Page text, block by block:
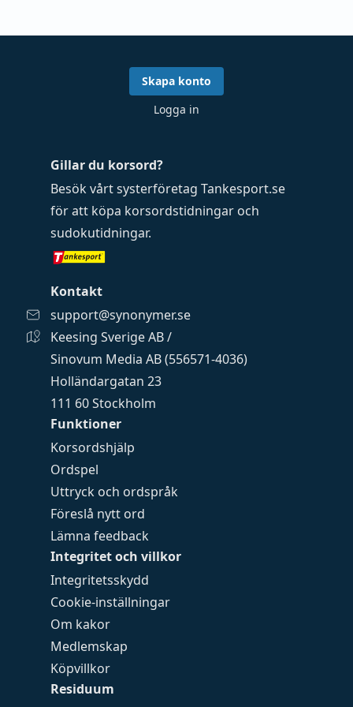
Funktioner
Korsordshjälp
Ordspel
Uttryck och ordspråk
Föreslå nytt ord
Lämna feedback
Integritet och villkor
Integritetsskydd
Cookie-inställningar
Om kakor
Medlemskap
Köpvillkor
Residuum
Gillar du korsord?
Besök vårt systerföretag Tankesport.se
för att köpa korsordstidningar och
sudokutidningar.
Kontakt
support@synonymer.se
Keesing Sverige AB /
Sinovum Media AB (556571-4036)
Holländargatan 23
111 60 Stockholm
Skapa konto
Logga in